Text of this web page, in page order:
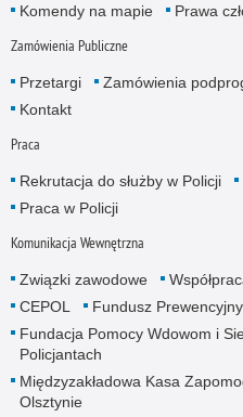
Komendy na mapie
Prawa
Zamówienia Publiczne
Przetargi Zamówienia
Kontakt
Praca
Rekrutacja do służby w Policji
Praca w Policji
Komunikacja Wewnętrzna
Związki zawodowe
CEPOL
Fundusz
Fundacja Pomocy Wdowom i
Policjantach
Międzyzakładowa Kasa
Olsztynie